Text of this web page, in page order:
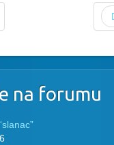
na forumu